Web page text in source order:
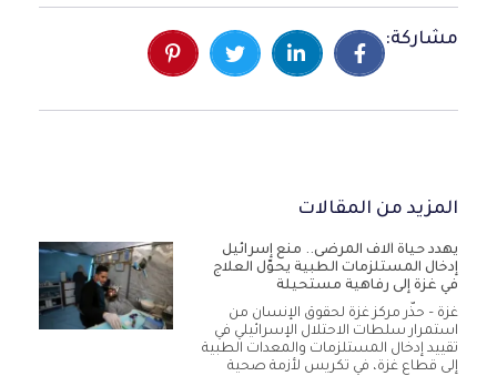
مشاركة:
المزيد من المقالات
يهدد حياة آلاف المرضى.. منع إسرائيل
إدخال المستلزمات الطبية يحوّل العلاج
في غزة إلى رفاهية مستحيلة
غزة – حذّر مركز غزة لحقوق الإنسان من
استمرار سلطات الاحتلال الإسرائيلي في
تقييد إدخال المستلزمات والمعدات الطبية
إلى قطاع غزة، في تكريس لأزمة صحية